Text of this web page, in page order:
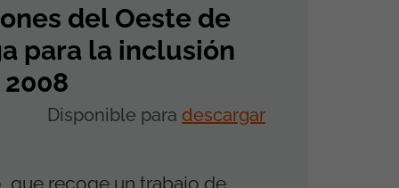
del Oeste de
para la inclusión
Disponible para descargar
que recoge un trabajo de